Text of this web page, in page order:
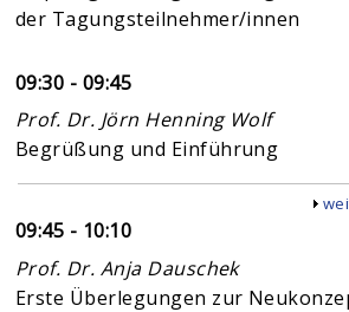
der Tagungsteilnehmer/innen
09:30 - 09:45
Prof. Dr. Jörn Henning Wolf
Begrüßung und Einführung
09:45 - 10:10
Prof. Dr. Anja Dauschek
Erste Überlegungen zur